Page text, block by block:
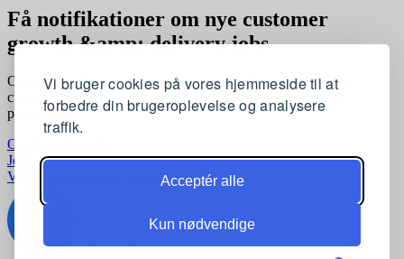
Vi bruger cookies på vores hjemmeside til at
forbedre din brugeroplevelse og analysere
traffik.
Acceptér alle
Kun nødvendige
Få notifikationer om nye customer
growth &amp; delivery jobs
Opret en profil og få automatisk besked, når der kommer nye
customer growth &amp; delivery stillinger, der matcher dine
præferencer
Opret profil gratis
Jobkategorier Joblokationer For virksomheder
Vilkår og betingelser
Privatlivspolitik